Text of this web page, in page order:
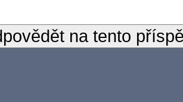
na tento